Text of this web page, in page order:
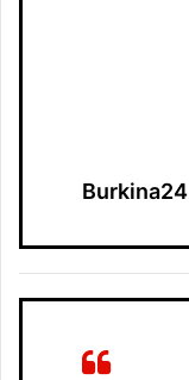
Burkina24